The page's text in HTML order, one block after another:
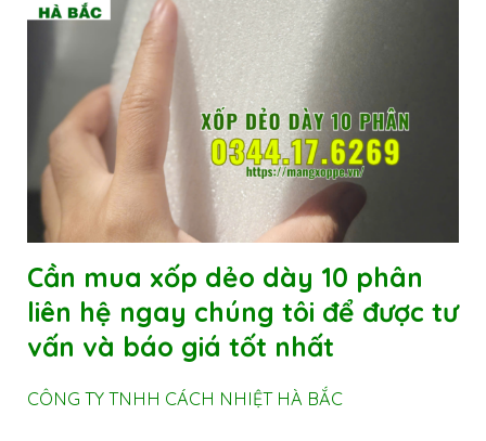
Cần mua xốp dẻo dày 10 phân
liên hệ ngay chúng tôi để được tư
vấn và báo giá tốt nhất
CÔNG TY TNHH CÁCH NHIỆT HÀ BẮC